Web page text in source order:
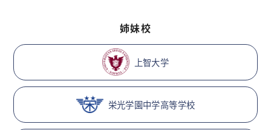
姉妹校
上智大学
栄光学園中学高等学校